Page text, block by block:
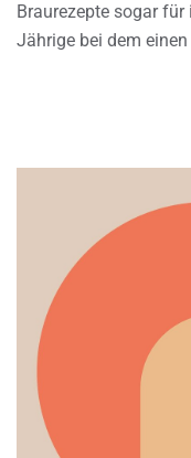
Braurezepte sogar
Jährige bei dem